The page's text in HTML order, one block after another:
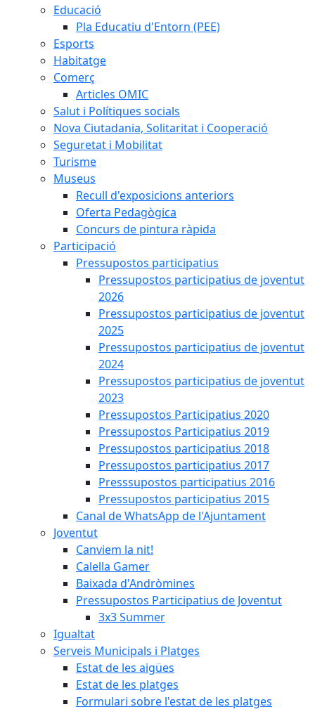
Educació
Pla Educatiu d'Entorn (PEE)
Esports
Habitatge
Comerç
Articles OMIC
Salut i Polítiques socials
Nova Ciutadania, Solitaritat i Cooperació
Seguretat i Mobilitat
Turisme
Museus
Recull d'exposicions anteriors
Oferta Pedagògica
Concurs de pintura ràpida
Participació
Pressupostos participatius
Pressupostos participatius de joventut
2026
Pressupostos participatius de joventut
2025
Pressupostos participatius de joventut
2024
Pressupostos participatius de joventut
2023
Pressupostos Participatius 2020
Pressupostos Participatius 2019
Pressupostos participatius 2018
Pressupostos participatius 2017
Presssupostos participatius 2016
Pressupostos participatius 2015
Canal de WhatsApp de l'Ajuntament
Joventut
Canviem la nit!
Calella Gamer
Baixada d'Andròmines
Pressupostos Participatius de Joventut
3x3 Summer
Igualtat
Serveis Municipals i Platges
Estat de les aigües
Estat de les platges
Formulari sobre l'estat de les platges